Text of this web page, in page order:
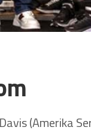
(Amerika